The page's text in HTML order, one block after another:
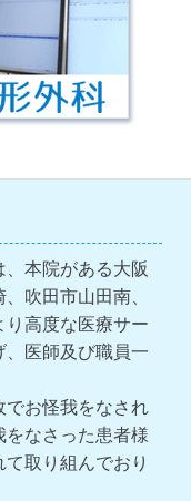
本院がある大阪
吹田市山田南、
り高度な医療サー
、医師及び職員一
お怪我をなされ
をなさった患者様
取り組んでおり